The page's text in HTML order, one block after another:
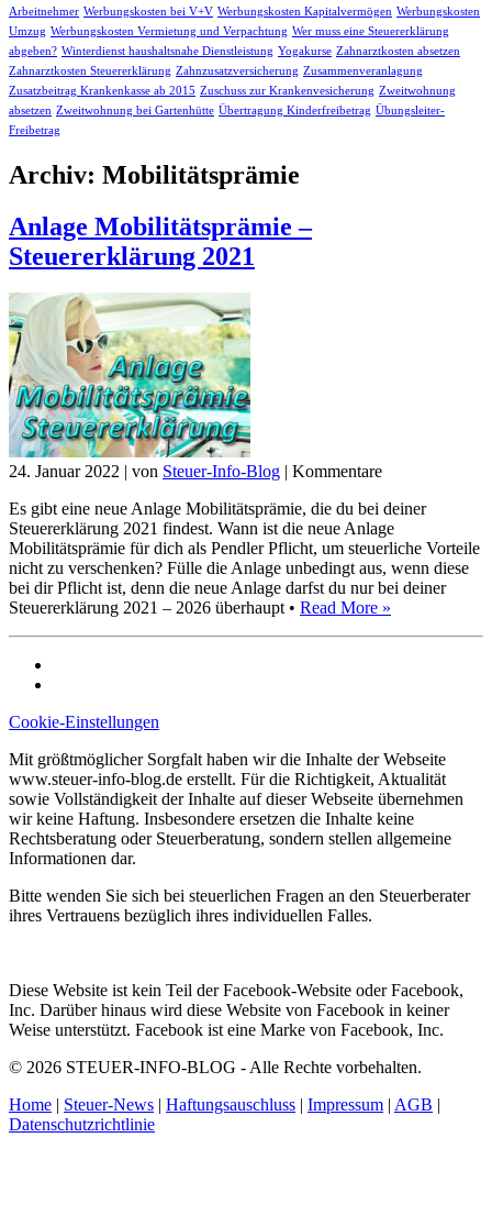
Arbeitnehmer Werbungskosten bei V+V Werbungskosten Kapitalvermögen Werbungskosten
Umzug Werbungskosten Vermietung und Verpachtung Wer muss eine Steuererklärung
abgeben? Winterdienst haushaltsnahe Dienstleistung Yogakurse Zahnarztkosten absetzen
Zahnarztkosten Steuererklärung Zahnzusatzversicherung Zusammenveranlagung
Zusatzbeitrag Krankenkasse ab 2015 Zuschuss zur Krankenvesicherung Zweitwohnung
absetzen Zweitwohnung bei Gartenhütte Übertragung Kinderfreibetrag Übungsleiter-
Freibetrag
Archiv: Mobilitätsprämie
Anlage Mobilitätsprämie –
Steuererklärung 2021
24. Januar 2022 | von Steuer-Info-Blog | Kommentare
Es gibt eine neue Anlage Mobilitätsprämie, die du bei deiner
Steuererklärung 2021 findest. Wann ist die neue Anlage
Mobilitätsprämie für dich als Pendler Pflicht, um steuerliche Vorteile
nicht zu verschenken? Fülle die Anlage unbedingt aus, wenn diese
bei dir Pflicht ist, denn die neue Anlage darfst du nur bei deiner
Steuererklärung 2021 – 2026 überhaupt • Read More »
Cookie-Einstellungen
Mit größtmöglicher Sorgfalt haben wir die Inhalte der Webseite
www.steuer-info-blog.de erstellt. Für die Richtigkeit, Aktualität
sowie Vollständigkeit der Inhalte auf dieser Webseite übernehmen
wir keine Haftung. Insbesondere ersetzen die Inhalte keine
Rechtsberatung oder Steuerberatung, sondern stellen allgemeine
Informationen dar.
Bitte wenden Sie sich bei steuerlichen Fragen an den Steuerberater
ihres Vertrauens bezüglich ihres individuellen Falles.
Diese Website ist kein Teil der Facebook-Website oder Facebook,
Inc. Darüber hinaus wird diese Website von Facebook in keiner
Weise unterstützt. Facebook ist eine Marke von Facebook, Inc.
© 2026 STEUER-INFO-BLOG - Alle Rechte vorbehalten.
Home | Steuer-News | Haftungsauschluss | Impressum | AGB |
Datenschutzrichtlinie